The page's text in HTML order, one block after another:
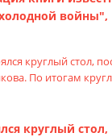
войны",
круглый